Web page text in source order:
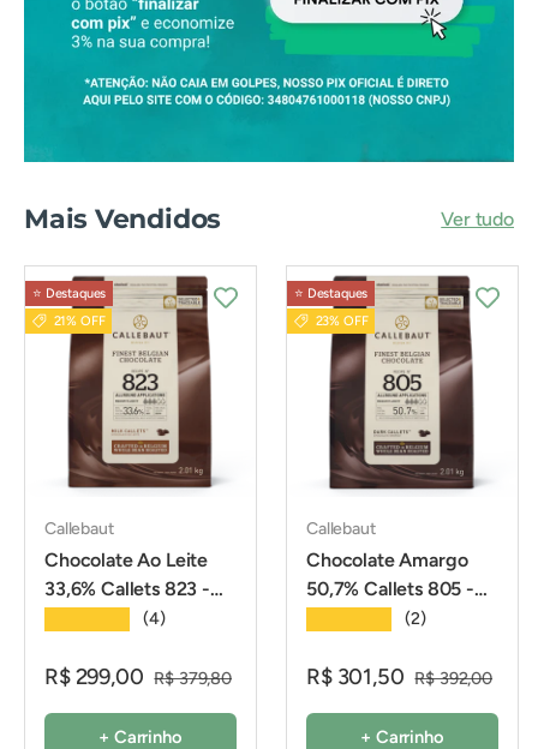
Mais Vendidos Ver tudo
⭐️ Destaques
21% OFF
Callebaut
Chocolate Ao Leite
33,6% Callets 823 -
2,01Kg - Callebaut
(4)
R$ 299,00 R$ 379,80
+ Carrinho
⭐️ Destaques
23% OFF
Callebaut
Chocolate Amargo
50,7% Callets 805 -
2,01Kg - Callebaut
(2)
R$ 301,50 R$ 392,00
+ Carrinho